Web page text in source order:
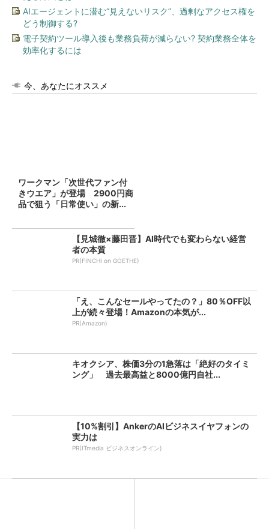
AIエージェントに潜む“見えないリスク”、過剰なアクセス権を
どう制御する?
電子契約ツール導入後も業務負荷が減らない? 契約業務全体を
効率化するには
今、あなたにオススメ
ワークマン「次世代ファン付
きウエア」が登場 2900円商
品で狙う「日常使い」の新...
【見城徹×藤田晋】AI時代でも変わらない経営
者の本質
PR(FINCHI on GOETHE)
「え、こんなセールやってたの？」80％OFF以
上が続々登場！Amazonの本気が...
PR(Amazon)
キオクシア、株価3分の1急落は「絶好のタイミ
ング」 過去最高益と8000億円自社...
【10%割引】AnkerのAIビジネスイヤフォンの
実力は
PR(ITmedia ビジネスオンライン)